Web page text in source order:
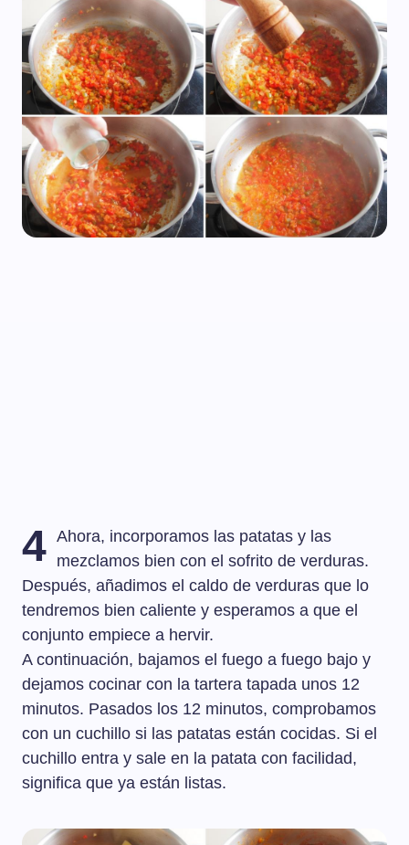
4 Ahora, incorporamos las patatas y las
mezclamos bien con el sofrito de verduras.
Después, añadimos el caldo de verduras que lo
tendremos bien caliente y esperamos a que el
conjunto empiece a hervir.
A continuación, bajamos el fuego a fuego bajo y
dejamos cocinar con la tartera tapada unos 12
minutos. Pasados los 12 minutos, comprobamos
con un cuchillo si las patatas están cocidas. Si el
cuchillo entra y sale en la patata con facilidad,
significa que ya están listas.